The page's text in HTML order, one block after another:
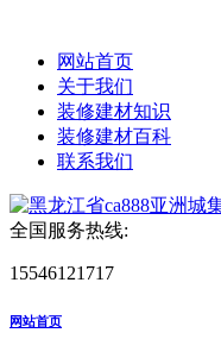
网站首页
关于我们
装修建材知识
装修建材百科
联系我们
全国服务热线:
15546121717
网站首页